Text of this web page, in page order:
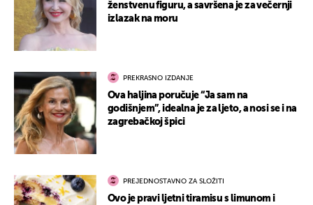
ženstvenu figuru, a savršena je za večernji
izlazak na moru
PREKRASNO IZDANJE
Ova haljina poručuje “Ja sam na
godišnjem”, idealna je za ljeto, a nosi se i na
zagrebačkoj špici
PREJEDNOSTAVNO ZA SLOŽITI
Ovo je pravi ljetni tiramisu s limunom i